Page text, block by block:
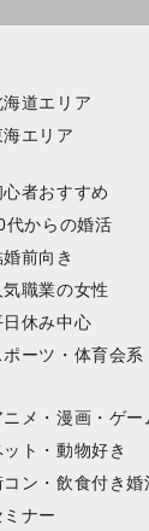
海道エリア
海エリア
心者おすすめ
代からの婚活
婚前向き
気職業の女性
日休み中心
ポーツ・体育会系
ニメ・漫画・ゲー
ット・動物好き
コン・飲食付き婚
ミナー